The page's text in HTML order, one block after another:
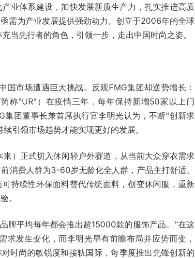
业体系建设，加快发展新质生产力，扎实推进高质
需为产业发展提供强劲动力。创立于2006年的全球
当先行者的角色，引领一步，走出中国时尚之姿。
市场遭遇巨大挑战。反观FMG集团却逆势增长：
称"UR"）在疫情三年，每年保持新增50家以上门
团董事长兼首席执行官李明光认为，不断"创新求
引领市场趋势才能实现更好的发展。
）正式切入休闲轻户外赛道，从当前大众穿衣需求
消费人群为3-60岁无龄化全人群，产品主打舒适、
持续性环保面料替代传统面料，创变休闲服，重新
。
牌平均每年都会推出超15000款的服饰产品。"在这
求发生变化，而李明光早有前瞻布局并应势而变，
时尚的敏锐度和接轨国际，每季度推出先锋创新的